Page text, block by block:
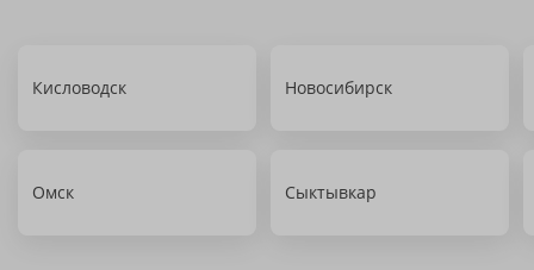
Кисловодск Новосибирск
Омск Сыктывкар